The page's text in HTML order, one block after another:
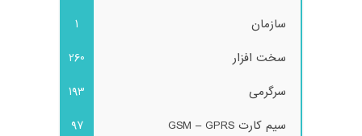
سازمان
1
سخت افزار
260
سرگرمی
193
سیم کارت GSM – GPRS
97